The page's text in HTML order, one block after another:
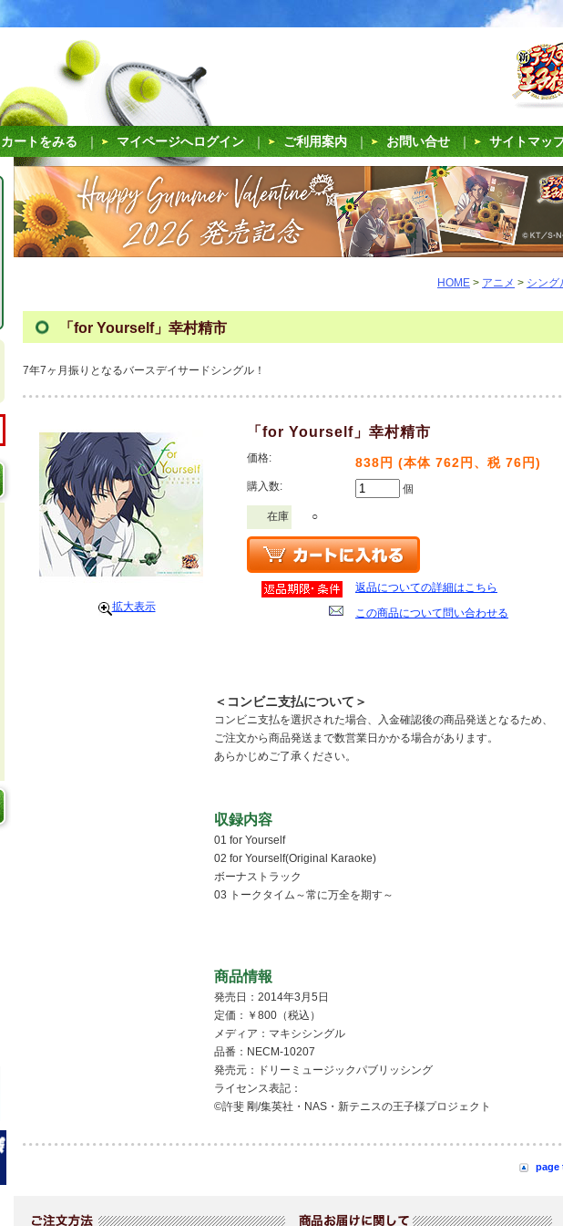
カートをみる ｜ マイページへログイン ｜ ご利用案内 ｜ お問い合せ ｜ サイトマッ
HOME > アニメ > シング
「for Yourself」幸村精市
7年7ヶ月振りとなるバースデイサードシングル！
拡大表示
「for Yourself」幸村精市
価格: 838円 (本体 762円、税 76円)
購入数: 個
在庫 ○
返品についての詳細はこちら
この商品について問い合わせる
＜コンビニ支払について＞
コンビニ支払を選択された場合、入金確認後の商品発送となるため、
ご注文から商品発送まで数営業日かかる場合があります。
あらかじめご了承ください。
収録内容
01 for Yourself
02 for Yourself(Original Karaoke)
ボーナストラック
03 トークタイム～常に万全を期す～
商品情報
発売日：2014年3月5日
定価：￥800（税込）
メディア：マキシシングル
品番：NECM-10207
発売元：ドリーミュージックパブリッシング
ライセンス表記：
©許斐 剛/集英社・NAS・新テニスの王子様プロジェクト
page